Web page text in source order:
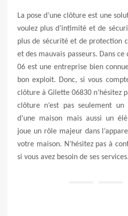
La pose d’une clôture est une
voulez plus d’intimité et de
plus de sécurité et de protection
et des mauvais passeurs. Dans
06 est une entreprise bien
bon exploit. Donc, si vous
clôture à Gilette 06830 n’hésitez
clôture n’est pas seulement
d’une maison mais aussi un
joue un rôle majeur dans
votre maison. N’hésitez pas à
si vous avez besoin de ses services.